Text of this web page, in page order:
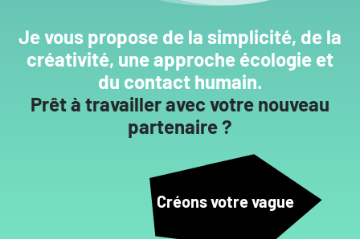
Je vous propose de la simplicité, de la
créativité, une approche écologie et
du contact humain.
Prêt à travailler avec votre nouveau
partenaire ?
Créons votre vague